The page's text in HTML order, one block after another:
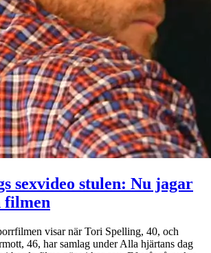
sexvideo stulen: Nu jagar
filmen
visar när Tori Spelling, 40, och
46, har samlag under Alla hjärtans dag